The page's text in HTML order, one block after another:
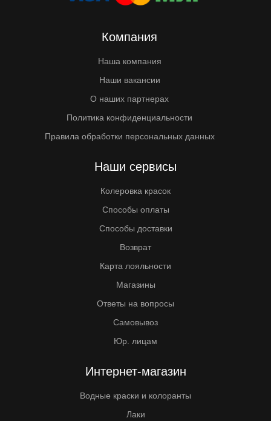
Компания
Наша компания
Наши вакансии
О наших партнерах
Политика конфиденциальности
Правила обработки персональных данных
Наши сервисы
Колеровка красок
Способы оплаты
Способы доставки
Возврат
Карта лояльности
Магазины
Ответы на вопросы
Самовывоз
Юр. лицам
Интернет-магазин
Водные краски и колоранты
Лаки